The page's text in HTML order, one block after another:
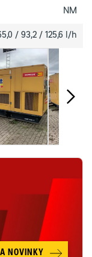
NM
/ 93,2 / 125,6 l/h
NOVINKY